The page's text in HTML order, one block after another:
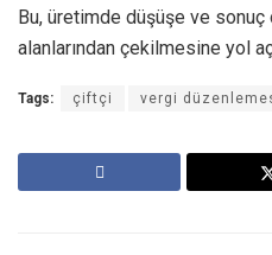
Bu, üretimde düşüşe ve
alanlarından çekilmesine yol
Tags: çiftçi vergi